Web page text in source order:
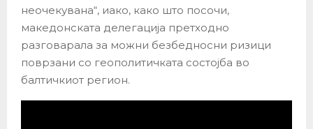
неочекувана“, иако, како што посочи,
македонската делегација претходно
разговарала за можни безбедносни ризици
поврзани со геополитичката состојба во
балтичкиот регион.